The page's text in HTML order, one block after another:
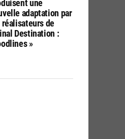
une
adaptation par
réalisateurs de
Destination :
»